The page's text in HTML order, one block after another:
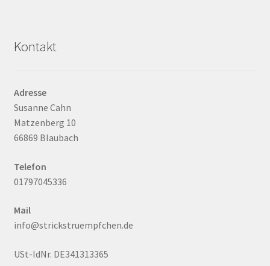
Kontakt
Adresse
Susanne Cahn
Matzenberg 10
66869 Blaubach
Telefon
01797045336
Mail
info@strickstruempfchen.de
USt-IdNr. DE341313365